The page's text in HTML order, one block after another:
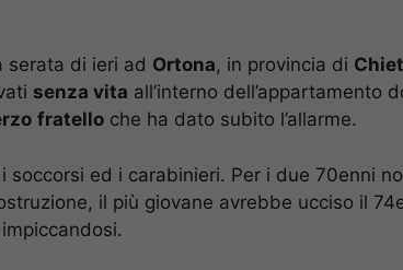
serata di ieri ad Ortona, in provincia di
senza vita all’interno dell’appartamento
fratello che ha dato subito l’allarme.
soccorsi ed i carabinieri. Per i due 70enni
il più giovane avrebbe ucciso il